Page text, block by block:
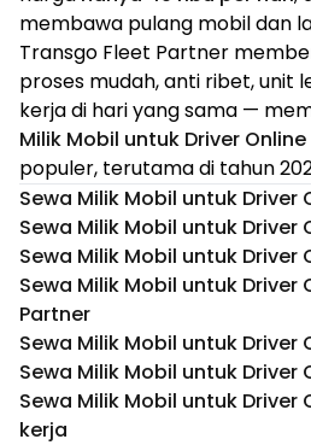
membawa pulang mobil dan
Transgo Fleet Partner
proses mudah, anti ribet, unit
kerja di hari yang sama —
Milik Mobil untuk Driver Online
populer, terutama di tahun
Sewa Milik Mobil untuk Driver
Sewa Milik Mobil untuk Driver
Sewa Milik Mobil untuk Driver
Sewa Milik Mobil untuk Driver
Partner
Sewa Milik Mobil untuk Driver
Sewa Milik Mobil untuk
Sewa Milik Mobil untuk Driver
kerja